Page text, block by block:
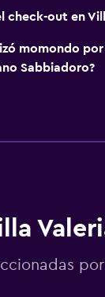
check-out en
momondo
Sabbiadoro?
por